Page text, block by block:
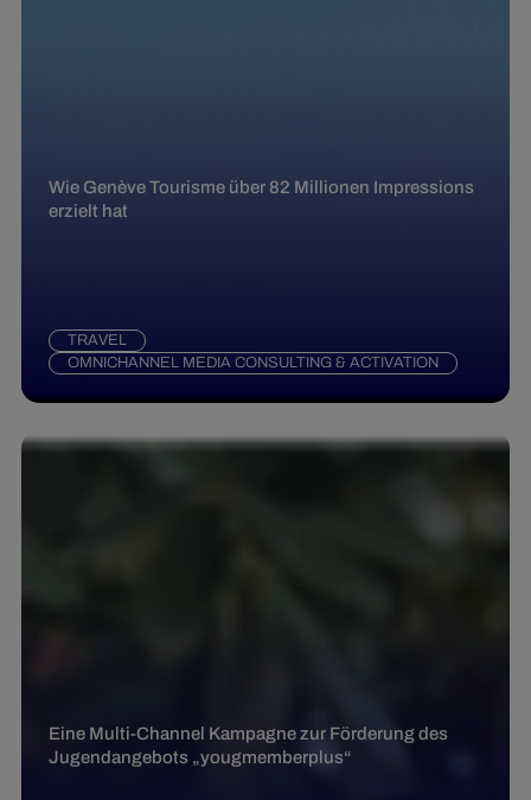
Wie Genève Tourisme über 82 Millionen Impressions
erzielt hat
TRAVEL
OMNICHANNEL MEDIA CONSULTING & ACTIVATION
Eine Multi-Channel Kampagne zur Förderung des
Jugendangebots „yougmemberplus“